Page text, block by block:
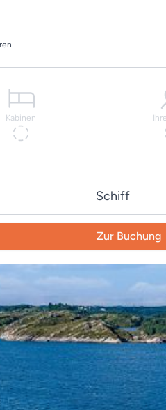
Kabinen
Schiff
Zur Buchung